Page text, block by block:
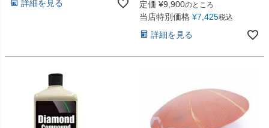
詳細を見る
定価 ¥9,900のところ
当店特別価格 ¥7,425税込
詳細を見る